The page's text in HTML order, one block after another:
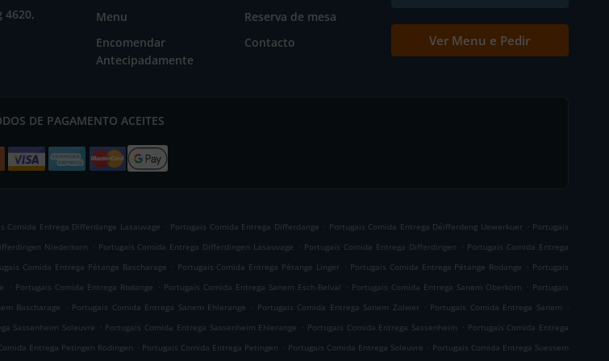
4620,
Menu
Reserva de mesa
Encomendar
Antecipadamente
Contacto Ver Menu e Pedir
DE PAGAMENTO ACEITES
Comida Entrega Differdange Lasauvage . Portugais Comida Entrega Differdange . Portugais Comida Entrega Déifferdeng Uewerkuer . Portugais
Niederkorn . Portugais Comida Entrega Differdingen Lasauvage . Portugais Comida Entrega Differdingen . Portugais Comida Entrega
Comida Entrega Pétange Bascharage . Portugais Comida Entrega Pétange Linger . Portugais Comida Entrega Pétange Rodange . Portugais
. Portugais Comida Entrega Rodange . Portugais Comida Entrega Sanem Esch-Belval . Portugais Comida Entrega Sanem Oberkorn . Portugais
Bascharage . Portugais Comida Entrega Sanem Ehlerange . Portugais Comida Entrega Sanem Zolwer . Portugais Comida Entrega Sanem .
Sassenheim Soleuvre . Portugais Comida Entrega Sassenheim Ehlerange . Portugais Comida Entrega Sassenheim . Portugais Comida Entrega
Entrega Petingen Rodingen . Portugais Comida Entrega Petingen . Portugais Comida Entrega Soleuvre . Portugais Comida Entrega Suessem